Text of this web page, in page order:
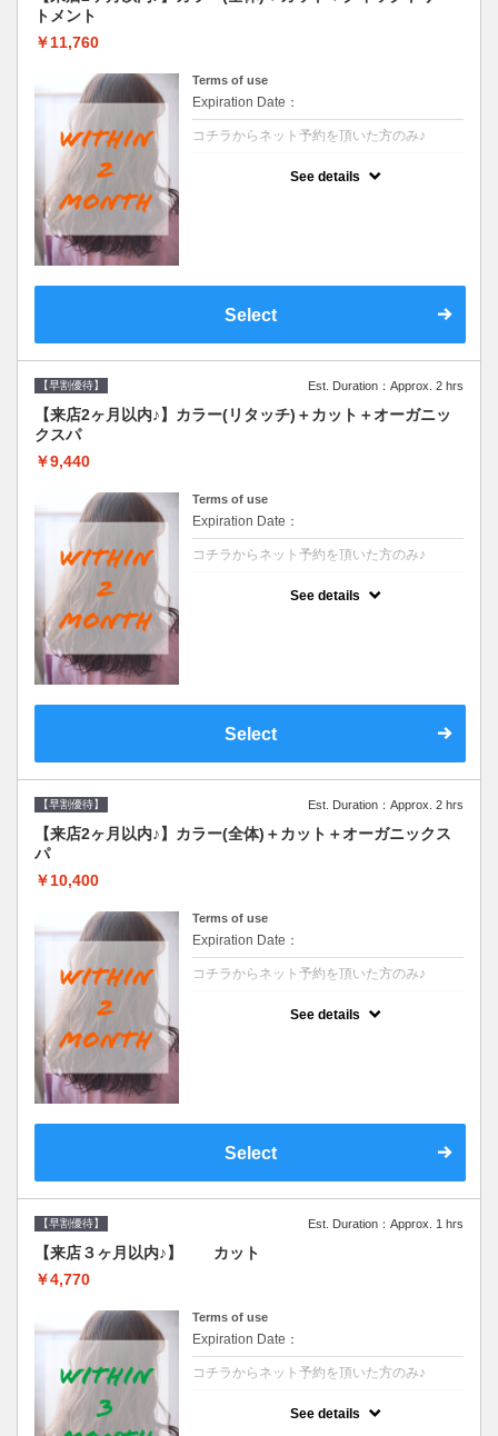
トメント
￥11,760
Terms of use
Expiration Date：
コチラからネット予約を頂いた方のみ♪
See details
Select
【早割優待】 Est. Duration：Approx. 2 hrs
【来店2ヶ月以内♪】カラー(リタッチ)＋カット＋オーガニッ
クスパ
￥9,440
Terms of use
Expiration Date：
コチラからネット予約を頂いた方のみ♪
See details
Select
【早割優待】 Est. Duration：Approx. 2 hrs
【来店2ヶ月以内♪】カラー(全体)＋カット＋オーガニックス
パ
￥10,400
Terms of use
Expiration Date：
コチラからネット予約を頂いた方のみ♪
See details
Select
【早割優待】 Est. Duration：Approx. 1 hrs
【来店３ヶ月以内♪】 カット
￥4,770
Terms of use
Expiration Date：
コチラからネット予約を頂いた方のみ♪
See details